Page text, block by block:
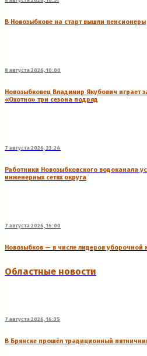
В Новозыбкове на старт вышли пенсионеры
8 августа 2026, 10:00
Новозыбковец Владимир Якубович играет
«Охотно» три сезона подряд
7 августа 2026, 23:24
Работники Новозыбковского водоканала
инженерных сетях округа
7 августа 2026, 16:00
Новозыбков — в числе лидеров уборочной
Областные новости
7 августа 2026, 16:35
В Брянске прошёл традиционный